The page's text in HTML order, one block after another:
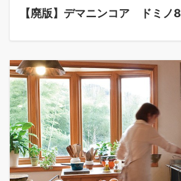
【廃版】デマニンコア ドミノ8